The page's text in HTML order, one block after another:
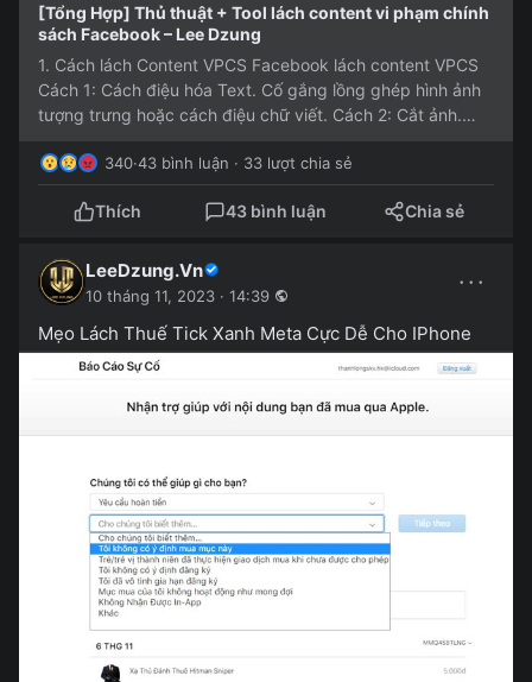
[Tổng Hợp] Thủ thuật + Tool lách content vi phạm chính
sách Facebook – Lee Dzung
1. Cách lách Content VPCS Facebook lách content VPCS
Cách 1: Cách điệu hóa Text. Cố gắng lồng ghép hình ảnh
tượng trưng hoặc cách điệu chữ viết. Cách 2: Cắt ảnh.
340·43 bình luận · 33 lượt chia sẻ
Thích 43 bình luận Chia sẻ
LeeDzung.Vn
10 tháng 11, 2023 · 14:39 ···
Mẹo Lách Thuế Tick Xanh Meta Cực Dễ Cho IPhone